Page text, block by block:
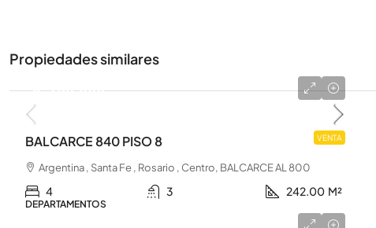
Propiedades similares
VENTA
u$s 600.000
BALCARCE 840 PISO 8
Argentina , Santa Fe , Rosario , Centro, BALCARCE AL 800
4 3 242.00 M²
DEPARTAMENTOS